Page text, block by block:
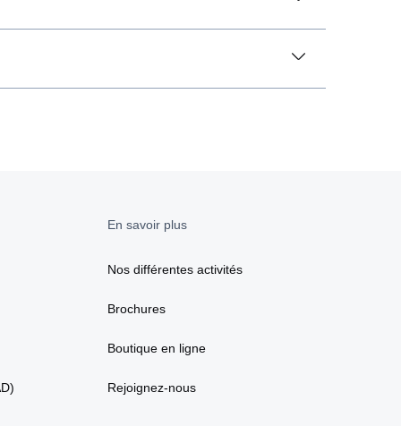
En savoir plus
Nos différentes activités
Brochures
Boutique en ligne
Rejoignez-nous